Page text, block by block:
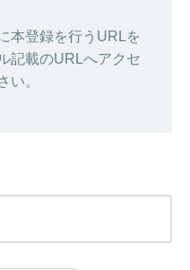
本登録を行うURLを
記載のURLへアクセ
い。